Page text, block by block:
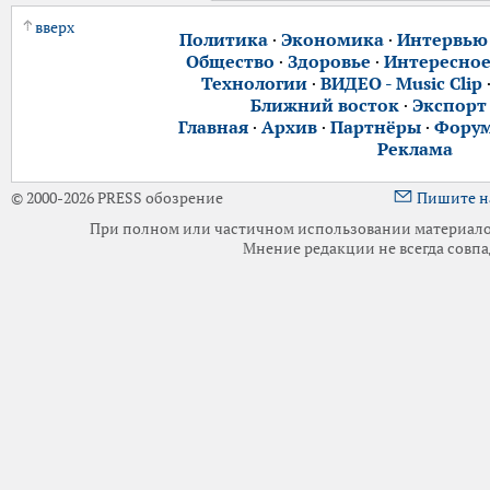
вверх
Политика· Экономика· Интервью
Общество · Здоровье · Интересное
Технологии· ВИДЕО - Music Clip
Ближний восток ·
Главная· Архив· Партнёры·
Реклама
© 2000-2026 PRESS обозрение
Пишите
При полном или частичном использовании
Мнение редакции не всегда